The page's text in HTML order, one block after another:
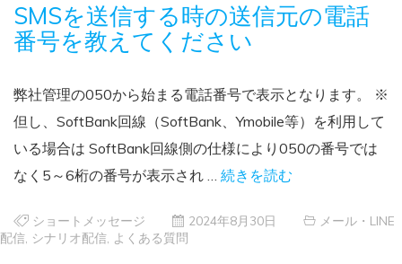
SMSを送信する時の送信元の電話
番号を教えてください
弊社管理の050から始まる電話番号で表示となります。 ※
但し、SoftBank回線（SoftBank、Ymobile等）を利用して
いる場合は SoftBank回線側の仕様により050の番号では
なく5～6桁の番号が表示され … 続きを読む
ショートメッセージ 2024年8月30日
メール・LINE
配信 シナリオ配信 よくある質問